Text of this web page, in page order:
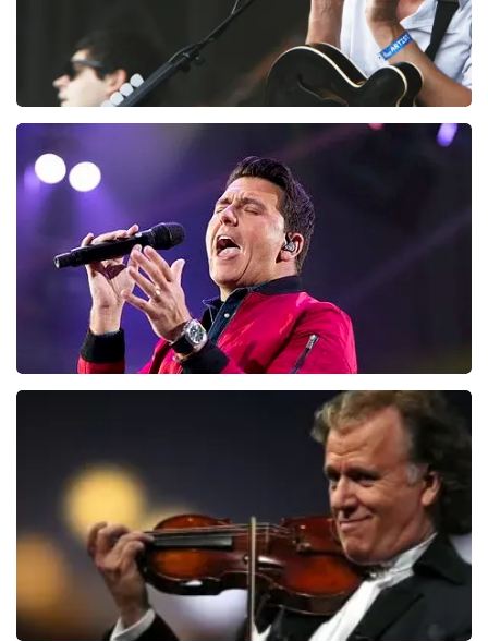
128laatste 30 minuten
BESTEL NU
BESTEL NU